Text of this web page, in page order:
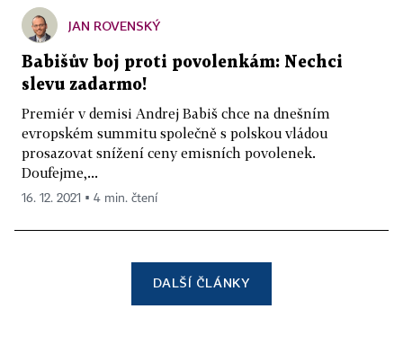
JAN ROVENSKÝ
Babišův boj proti povolenkám: Nechci
slevu zadarmo!
Premiér v demisi Andrej Babiš chce na dnešním
evropském summitu společně s polskou vládou
prosazovat snížení ceny emisních povolenek.
Doufejme,...
16. 12. 2021 ▪ 4 min. čtení
DALŠÍ ČLÁNKY